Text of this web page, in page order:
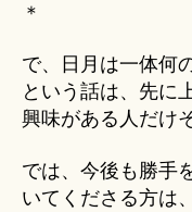
＊
で、日月は一体何
という話は、先に
興味がある人だけ
では、今後も勝手
いてくださる方は